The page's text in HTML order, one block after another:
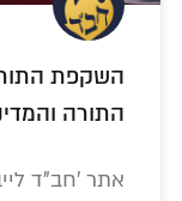
השקפת
התורה
אתר 'חב"ד